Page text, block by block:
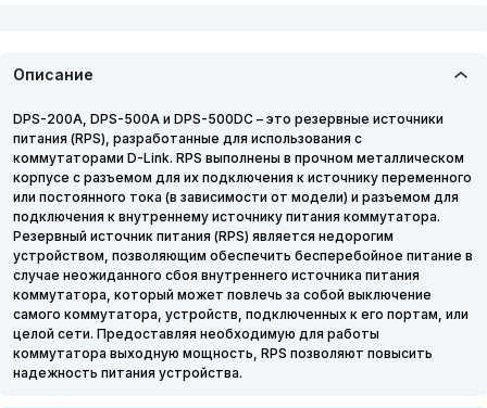
Описание
DPS-200A, DPS-500A и DPS-500DC – это резервные источники
питания (RPS), разработанные для использования с
коммутаторами D-Link. RPS выполнены в прочном металлическом
корпусе с разъемом для их подключения к источнику переменного
или постоянного тока (в зависимости от модели) и разъемом для
подключения к внутреннему источнику питания коммутатора.
Резервный источник питания (RPS) является недорогим
устройством, позволяющим обеспечить бесперебойное питание в
случае неожиданного сбоя внутреннего источника питания
коммутатора, который может повлечь за собой выключение
самого коммутатора, устройств, подключенных к его портам, или
целой сети. Предоставляя необходимую для работы
коммутатора выходную мощность, RPS позволяют повысить
надежность питания устройства.